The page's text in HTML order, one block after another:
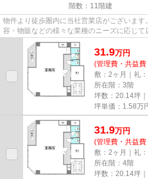
階数：11階建
物件より徒歩圏内に当社営業店がございま
容・物販などの様々な業種のニーズに応じて
尚、弊社ではおとり広告は一切...
31.9万円
(管理費・共益
敷：2ヶ月｜礼
所在階：3階
坪数：20.14坪
坪単価： 1.58万
31.9万円
(管理費・共益
敷：2ヶ月｜礼
所在階：4階
坪数：20.14坪